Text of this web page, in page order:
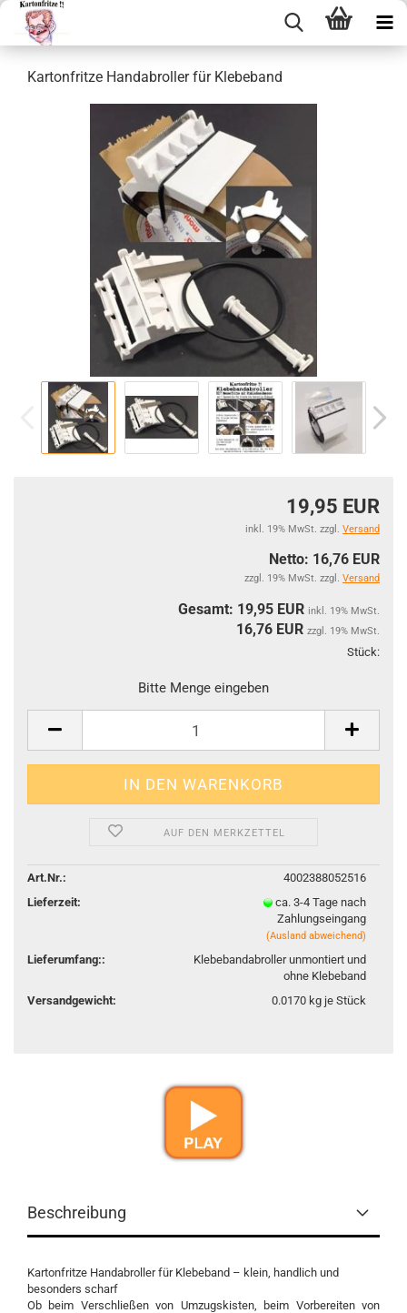
Kar­ton­frit­ze Hand­ab­rol­ler für Kle­be­band
19,95 EUR
inkl. 19% MwSt. zzgl. Versand
Netto: 16,76 EUR
zzgl. 19% MwSt. zzgl. Versand
Gesamt: 19,95 EUR inkl. 19% MwSt.
16,76 EUR zzgl. 19% MwSt.
Stück:
Bitte Menge eingeben
AUF DEN MERKZETTEL
Art.Nr.:
4002388052516
Lieferzeit:
ca. 3-4 Tage nach
Zahlungseingang
(Ausland abweichend)
Lieferumfang::
Klebebandabroller unmontiert und
ohne Klebeband
Versandgewicht:
0.0170kg je Stück
Beschreibung
Kartonfritze Handabroller für Klebeband – klein, handlich und
besonders scharf
Ob beim Verschließen von Umzugskisten, beim Vorbereiten von